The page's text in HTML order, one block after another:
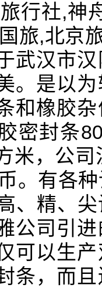
行社,神
旅,北京
武汉市
。是以
和橡胶
密封条
米，公
。有各
、精、
公司引
可以生
条，而